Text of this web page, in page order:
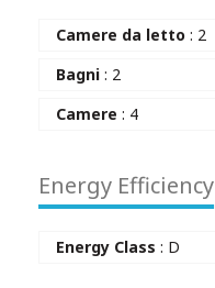
Camere da letto : 2
Bagni : 2
Camere : 4
Energy Efficiency
Energy Class : D